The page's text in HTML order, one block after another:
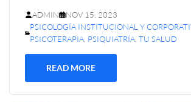
ADMIN
NOV 15, 2023
PSICOLOGÍA INSTITUCIONAL Y
PSICOTERAPIA, PSIQUIATRÍA, TU SALUD
READ MORE